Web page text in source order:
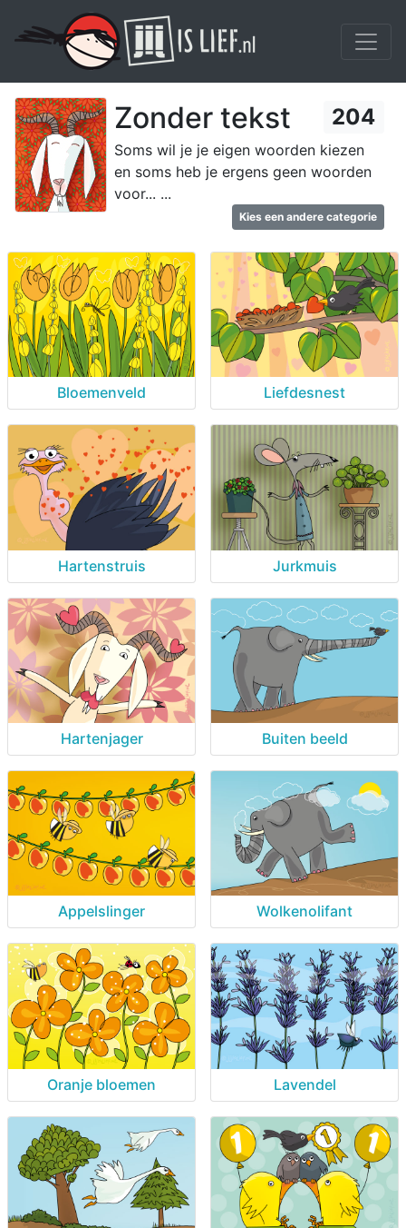
Zonder tekst 204
Soms wil je je eigen woorden kiezen
en soms heb je ergens geen woorden
voor... ...
Kies een andere categorie
Bloemenveld Liefdesnest
Hartenstruis Jurkmuis
Hartenjager Buiten beeld
Appelslinger Wolkenolifant
Oranje bloemen Lavendel